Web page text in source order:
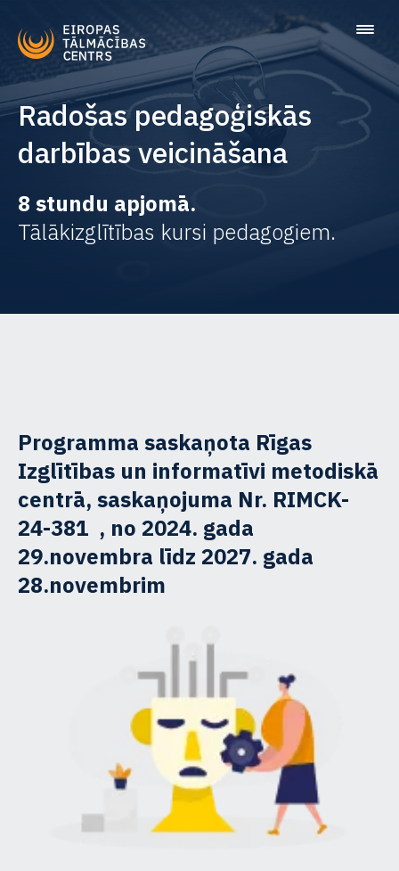
Radošas pedagoģiskās
darbības veicināšana
8 stundu apjomā.
Tālākizglītības kursi pedagogiem.
Programma saskaņota Rīgas
Izglītības un informatīvi metodiskā
centrā, saskaņojuma Nr. RIMCK-
24-381 , no 2024. gada
29.novembra līdz 2027. gada
28.novembrim